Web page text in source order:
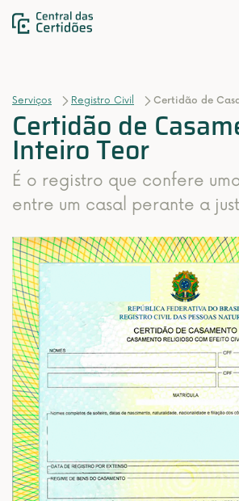
Serviços Registro Civil Certidão de
Certidão de
Inteiro Teor
É o registro que confere
entre um casal perante a